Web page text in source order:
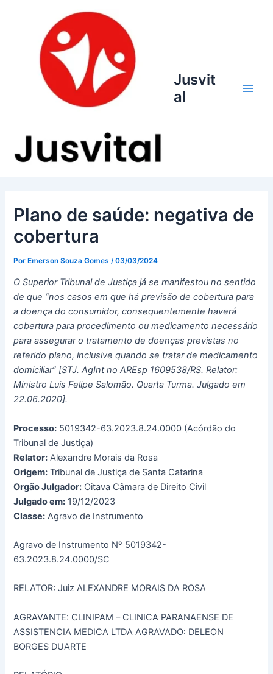
Jusvit
al
Plano de saúde: negativa de
cobertura
PorEmerson Souza Gomes /03/03/2024
O Superior Tribunal de Justiça já se manifestou no sentido
de que “nos casos em que há previsão de cobertura para
a doença do consumidor, consequentemente haverá
cobertura para procedimento ou medicamento necessário
para assegurar o tratamento de doenças previstas no
referido plano, inclusive quando se tratar de medicamento
domiciliar” [STJ. AgInt no AREsp 1609538/RS. Relator:
Ministro Luis Felipe Salomão. Quarta Turma. Julgado em
22.06.2020].
Processo: 5019342-63.2023.8.24.0000 (Acórdão do
Tribunal de Justiça)
Relator: Alexandre Morais da Rosa
Origem: Tribunal de Justiça de Santa Catarina
Orgão Julgador: Oitava Câmara de Direito Civil
Julgado em: 19/12/2023
Classe: Agravo de Instrumento
Agravo de Instrumento Nº 5019342-
63.2023.8.24.0000/SC
RELATOR: Juiz ALEXANDRE MORAIS DA ROSA
AGRAVANTE: CLINIPAM – CLINICA PARANAENSE DE
ASSISTENCIA MEDICA LTDA AGRAVADO: DELEON
BORGES DUARTE